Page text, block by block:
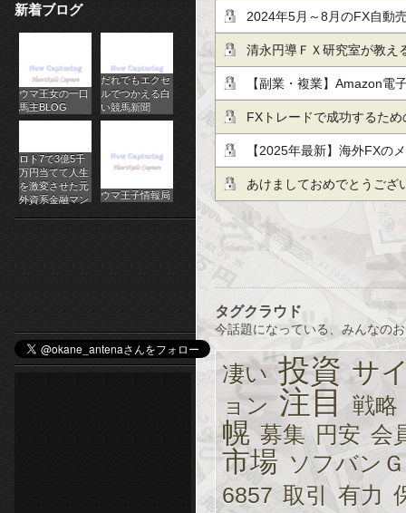
パ
チ
ス
ロ
オ
ン
ラ
イ
ン
カ
ジ
ノ
etc-
新着ブログ
ウマ王女の一口
馬主BLOG
だれでもエクセ
ルでつかえる白
い競馬新聞
ロト7で3億5千
万円当てて人生
を激変させた元
外資系金融マン
ウマ王子情報局
し・テクニカル/掲示板情報
2024年5月～8月のFX自動
清永円導ＦＸ研究室が教え
８分以上
【副業・複業】Amazon電
（2022年12月末時点）
FXトレードで成功するた
【2025年最新】海外FXの
ガイド：初心者が知るべき
あけましておめでとうござ
タグクラウド
今話題になっている、みんなの
凄い 投資 サ
ョン 注目 戦略
幌 募集 円安 会
市場 ソフバンＧ
6857 取引 有力